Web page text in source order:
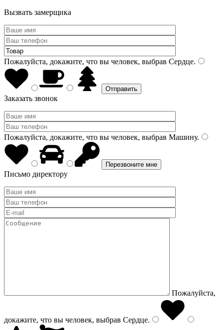
Вызвать замерщика
Пожалуйста, докажите, что вы человек, выбрав Сердце.
Заказать звонок
Пожалуйста, докажите, что вы человек, выбрав Машину.
Письмо директору
Пожалуйста,
докажите, что вы человек, выбрав Сердце.